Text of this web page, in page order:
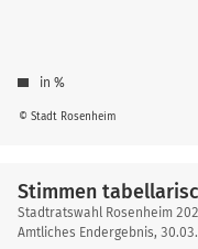
© Stadt Rosenheim
in %
Stimmen
Stimmen
tabellarisch
Stadtratswahl Rosenheim
Amtliches Endergebnis,